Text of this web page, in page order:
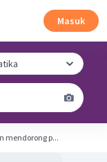
Masuk
mendorong p...